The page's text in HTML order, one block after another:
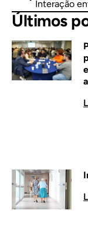
Últimos